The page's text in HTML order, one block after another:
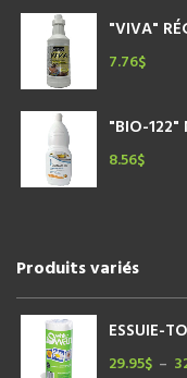
"VIVA"
7.76$
"BIO-122"
8.56$
Produits variés
ESSUIE-
29.95$ –